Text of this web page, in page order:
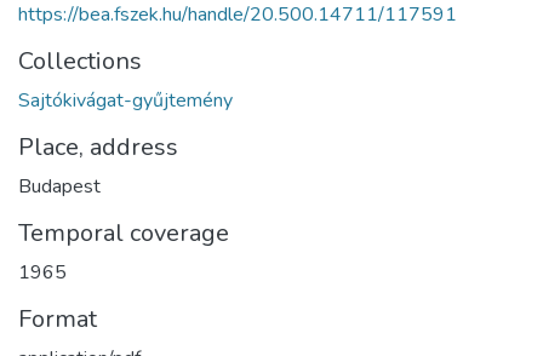
https://bea.fszek.hu/handle/20.500.14711/117591
Collections
Sajtókivágat-gyűjtemény
Place, address
Budapest
Temporal coverage
1965
Format